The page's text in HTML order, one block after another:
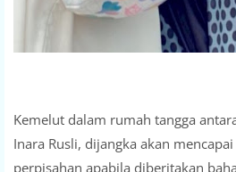
Kemelut dalam rumah tangga
Inara Rusli, dijangka akan
perpisahan apabila diberitakan